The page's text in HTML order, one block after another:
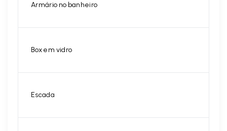
Armário no banheiro
Box em vidro
Escada